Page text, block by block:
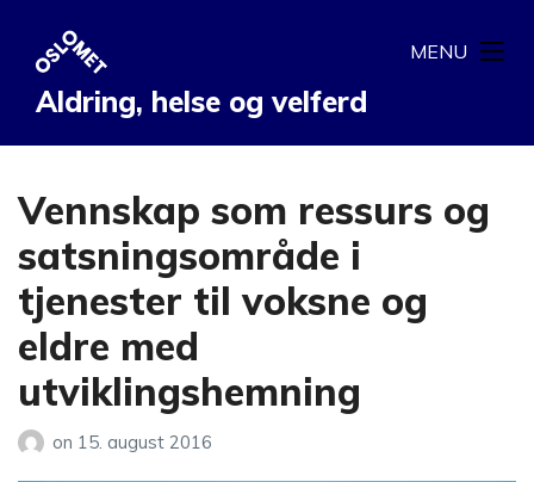
Aldring, helse og velferd
MENU
Vennskap som ressurs og
satsningsområde i
tjenester til voksne og
eldre med
utviklingshemning
on 15. august 2016